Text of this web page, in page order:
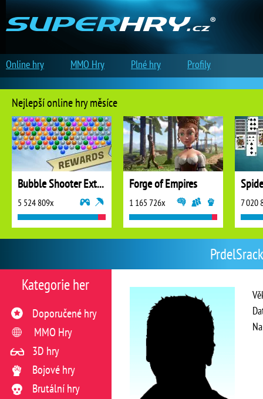
Kategorie her
Doporučené hry
MMO Hry
3D hry
Bojové hry
Brutální hry
Nejlepší online hry měsíce
Bubble Shooter Extreme
5 524 809x
Forge of Empires
1 165 726x 7 020
Online hry MMO Hry Plné hry Profily